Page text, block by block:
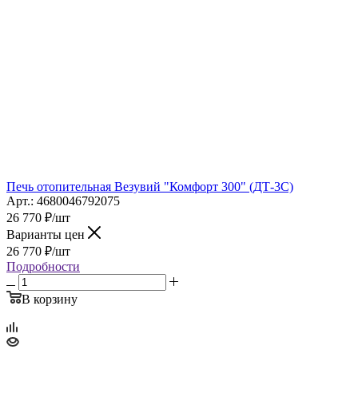
Печь отопительная Везувий "Комфорт 300" (ДТ-3С)
Арт.: 4680046792075
26 770 ₽/шт
Варианты цен
26 770 ₽/шт
Подробности
В корзину